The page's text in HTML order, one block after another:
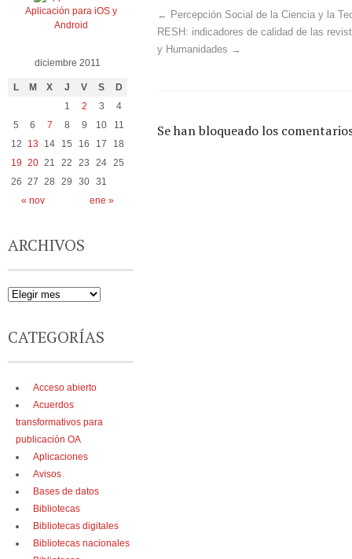
← Percepción Social de la Ciencia y la
RESH: indicadores de calidad de las
y Humanidades →
Se han bloqueado los
Aplicación para iOS y
Android
diciembre 2011
L M X J V S D
« nov ene »
1 2 3
4
5
6 7 8 9 10
11
12
13 14 15 16 17
18
19 20 21 22 23 24 25
26 27 28 29 30 31
ARCHIVOS
CATEGORÍAS
Acceso abierto
Acuerdos
transformativos para
publicación OA
Aplicaciones
Avisos
Bases de datos
Bibliotecas
Bibliotecas digitales
Bibliotecas nacionales